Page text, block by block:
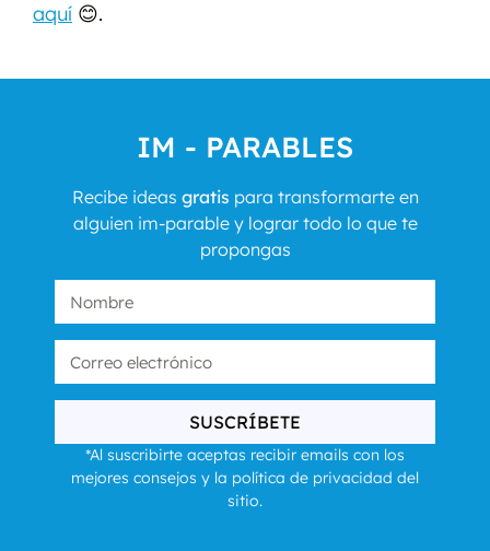
aquí 😊.
IM - PARABLES
Recibe ideas gratis para transformarte en
alguien im-parable y lograr todo lo que te
propongas
SUSCRÍBETE
*Al suscribirte aceptas recibir emails con los
mejores consejos y la política de privacidad del
sitio.